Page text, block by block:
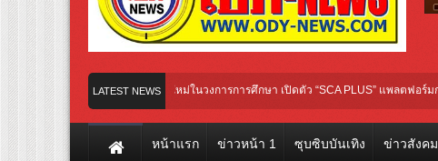
LATEST NEWS
GROUP เปิดเกมใหม่ในวงการการศึกษา เปิดตัว “SCA PLUS” แพลตฟอร์มการเรี
มชื่น ชวน “ญาญ่า” ปลุกกระแส ผิวโชกุ ผิวโชว์ได้ ตอบโจทย์คนรุ่นใหม่
หน้าแรก ข่าวหน้า 1 ซุบซิบบันเทิง ข่าวสังคม